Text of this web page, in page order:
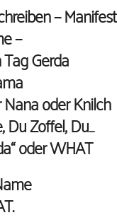
– Manifest
–
Gerda
oder Knilch
Du Zoffel, Du…
oder WHAT